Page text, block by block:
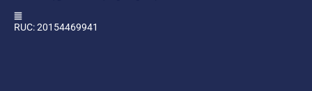
RUC: 20154469941